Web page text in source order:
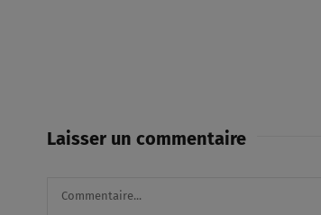
Laisser un commentaire
Commentaire